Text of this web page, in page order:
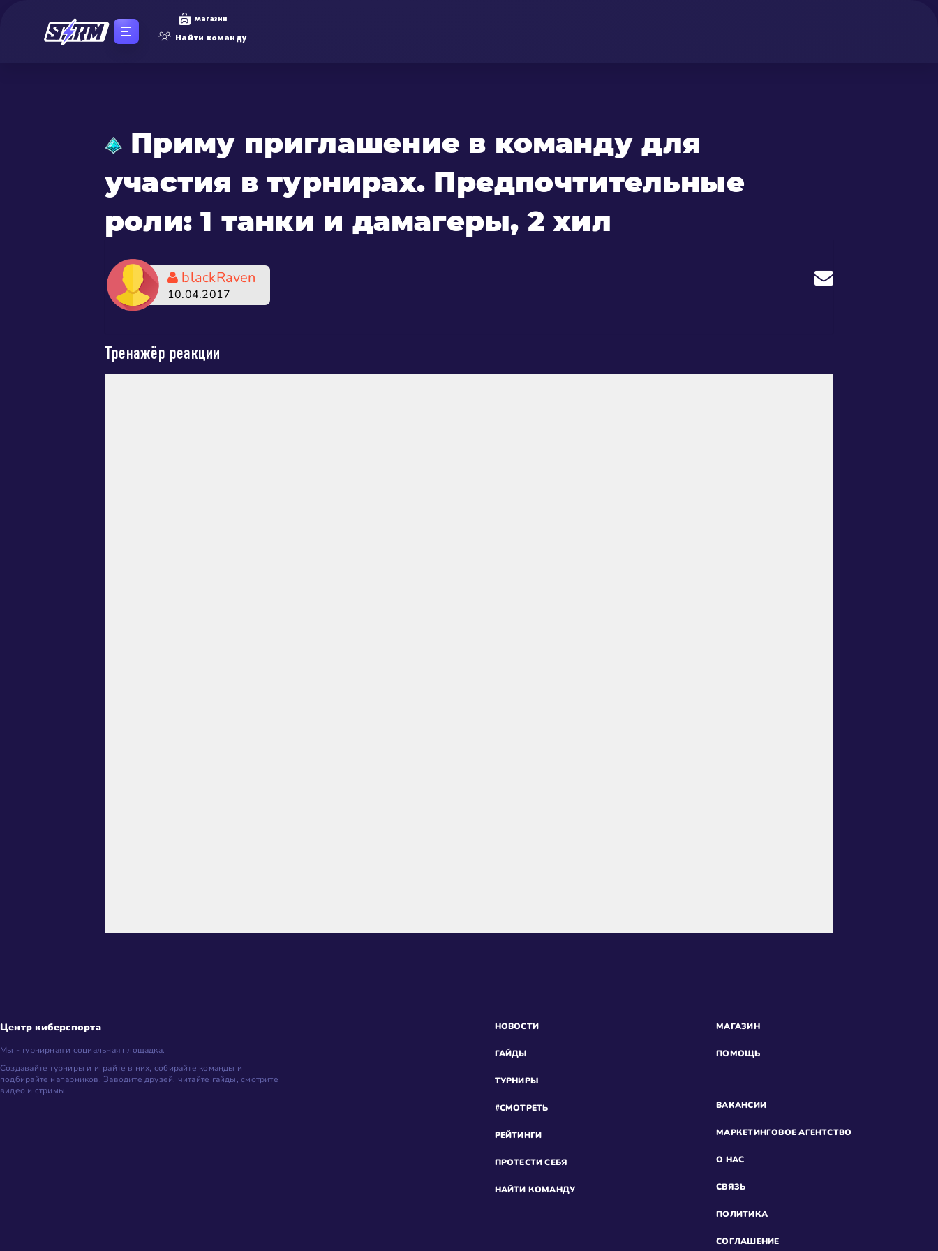
Магазин
Найти команду
Приму приглашение в команду для
участия в турнирах. Предпочтительные
роли: 1 танки и дамагеры, 2 хил
blackRaven
10.04.2017
Тренажёр реакции
Центр киберспорта
Мы - турнирная и социальная площадка.
Создавайте турниры и играйте в них, собирайте команды и
подбирайте напарников. Заводите друзей, читайте гайды, смотрите
видео и стримы.
НОВОСТИ
ГАЙДЫ
ТУРНИРЫ
#СМОТРЕТЬ
РЕЙТИНГИ
ПРОТЕСТИ СЕБЯ
НАЙТИ КОМАНДУ
МАГАЗИН
ПОМОЩЬ
ВАКАНСИИ
МАРКЕТИНГОВОЕ АГЕНТСТВО
О НАС
СВЯЗЬ
ПОЛИТИКА
СОГЛАШЕНИЕ